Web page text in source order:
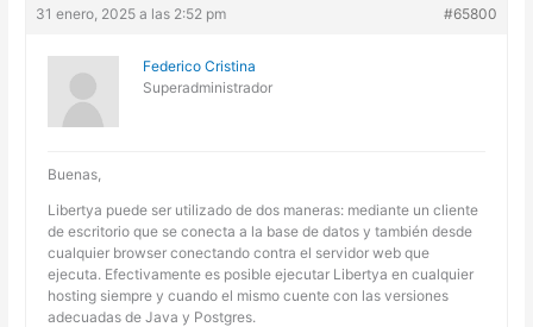
31 enero, 2025 a las 2:52 pm #65800
Federico Cristina
Superadministrador
Buenas,
Libertya puede ser utilizado de dos maneras: mediante un cliente
de escritorio que se conecta a la base de datos y también desde
cualquier browser conectando contra el servidor web que
ejecuta. Efectivamente es posible ejecutar Libertya en cualquier
hosting siempre y cuando el mismo cuente con las versiones
adecuadas de Java y Postgres.